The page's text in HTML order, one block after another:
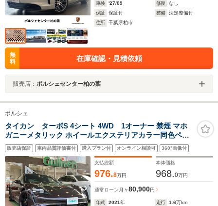
車検
'27/09 修復
なし
保証
保証付 整備
法定整備付
住所
千葉県柏市
無
料
在庫確認・見積依頼
販売店： ポルシェセンター柏の葉
ポルシェ
タイカン ターボS 4シート 4WD 1オーナー 禁煙 マホ
ガニーメタリック ホイールエクステリアカラー同色ペイ
ント 純正ナビ 360度カメラ パッセンジャーディスプレイ
ヘッドアップディスプレイ BOSE アクティブクルーズ マ
トリックスLEDヘッドライト
販売店保証 車両品質評価書付 購入プラン付 オンライン相談可 360°画像付
支払総額
976.8万円
本体価格
968.0万円
通常ローン 月々80,900円
年式 2021年 走行 1.6万km